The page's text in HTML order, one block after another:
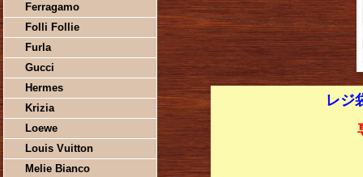
Ferragamo
Folli Follie
Furla
Gucci
Hermes
Krizia
Loewe
Louis Vuitton
Melie Bianco
レジ